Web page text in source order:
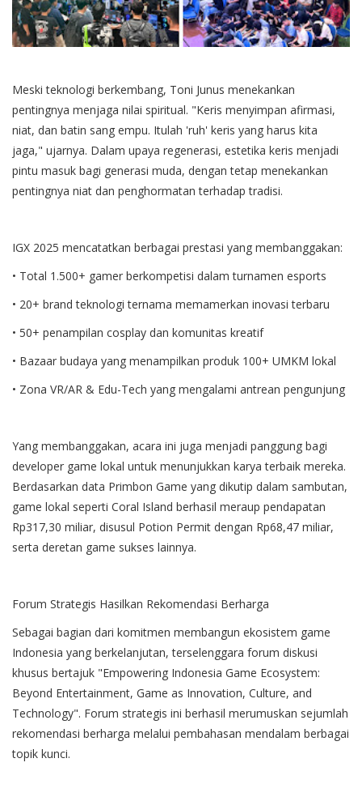
Meski teknologi berkembang, Toni Junus menekankan
pentingnya menjaga nilai spiritual. "Keris menyimpan afirmasi,
niat, dan batin sang empu. Itulah 'ruh' keris yang harus kita
jaga," ujarnya. Dalam upaya regenerasi, estetika keris menjadi
pintu masuk bagi generasi muda, dengan tetap menekankan
pentingnya niat dan penghormatan terhadap tradisi.
IGX 2025 mencatatkan berbagai prestasi yang membanggakan:
• Total 1.500+ gamer berkompetisi dalam turnamen esports
• 20+ brand teknologi ternama memamerkan inovasi terbaru
• 50+ penampilan cosplay dan komunitas kreatif
• Bazaar budaya yang menampilkan produk 100+ UMKM lokal
• Zona VR/AR & Edu-Tech yang mengalami antrean pengunjung
Yang membanggakan, acara ini juga menjadi panggung bagi
developer game lokal untuk menunjukkan karya terbaik mereka.
Berdasarkan data Primbon Game yang dikutip dalam sambutan,
game lokal seperti Coral Island berhasil meraup pendapatan
Rp317,30 miliar, disusul Potion Permit dengan Rp68,47 miliar,
serta deretan game sukses lainnya.
Forum Strategis Hasilkan Rekomendasi Berharga
Sebagai bagian dari komitmen membangun ekosistem game
Indonesia yang berkelanjutan, terselenggara forum diskusi
khusus bertajuk "Empowering Indonesia Game Ecosystem:
Beyond Entertainment, Game as Innovation, Culture, and
Technology". Forum strategis ini berhasil merumuskan sejumlah
rekomendasi berharga melalui pembahasan mendalam berbagai
topik kunci.